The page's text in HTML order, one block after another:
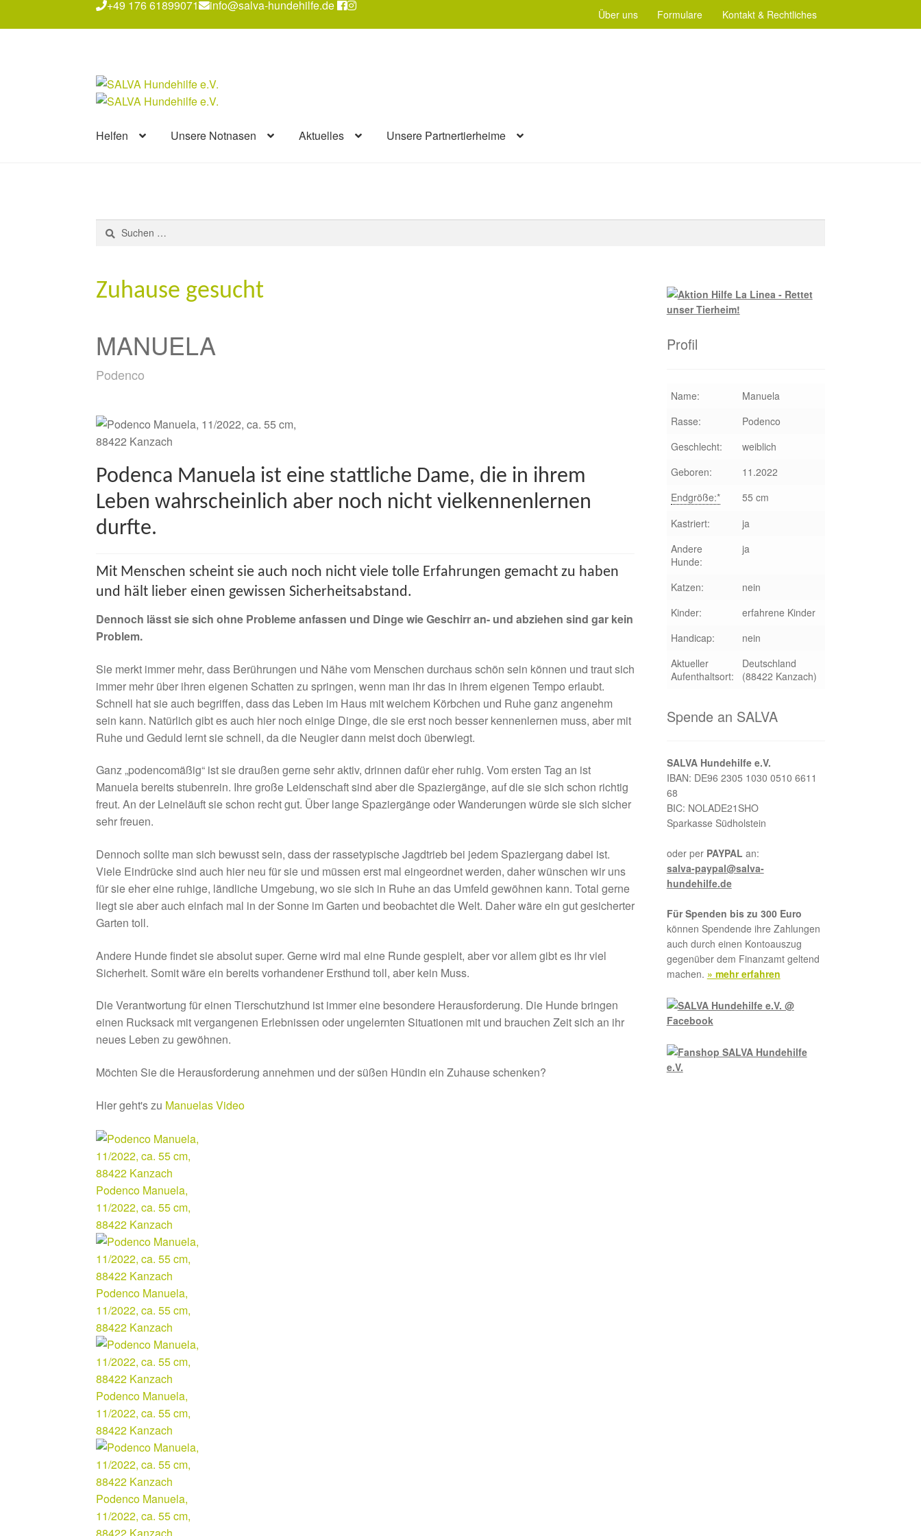
+49 176 61899071 info@salva-hundehilfe.de
Über uns Formulare Kontakt & Rechtliches
Zur
Navigation
Zum
Inhalt
Helfen
Unsere Notnasen Aktuelles Unsere Partnertierheime
Suchen
nach:
Zuhause gesucht
MANUELA
Podenco
Podenca Manuela ist eine stattliche Dame, die in ihrem
Leben wahrscheinlich aber noch nicht vielkennenlernen
durfte.
Mit Menschen scheint sie auch noch nicht viele tolle Erfahrungen gemacht zu haben
und hält lieber einen gewissen Sicherheitsabstand.
Dennoch lässt sie sich ohne Probleme anfassen und Dinge wie Geschirr an- und abziehen sind gar kein
Problem.
Sie merkt immer mehr, dass Berührungen und Nähe vom Menschen durchaus schön sein können und traut sich
immer mehr über ihren eigenen Schatten zu springen, wenn man ihr das in ihrem eigenen Tempo erlaubt.
Schnell hat sie auch begriffen, dass das Leben im Haus mit weichem Körbchen und Ruhe ganz angenehm
sein kann. Natürlich gibt es auch hier noch einige Dinge, die sie erst noch besser kennenlernen muss, aber mit
Ruhe und Geduld lernt sie schnell, da die Neugier dann meist doch überwiegt.
Ganz „podencomäßig“ ist sie draußen gerne sehr aktiv, drinnen dafür eher ruhig. Vom ersten Tag an ist
Manuela bereits stubenrein. Ihre große Leidenschaft sind aber die Spaziergänge, auf die sie sich schon richtig
freut. An der Leineläuft sie schon recht gut. Über lange Spaziergänge oder Wanderungen würde sie sich sicher
sehr freuen.
Dennoch sollte man sich bewusst sein, dass der rassetypische Jagdtrieb bei jedem Spaziergang dabei ist.
Viele Eindrücke sind auch hier neu für sie und müssen erst mal eingeordnet werden, daher wünschen wir uns
für sie eher eine ruhige, ländliche Umgebung, wo sie sich in Ruhe an das Umfeld gewöhnen kann. Total gerne
liegt sie aber auch einfach mal in der Sonne im Garten und beobachtet die Welt. Daher wäre ein gut gesicherter
Garten toll.
Andere Hunde findet sie absolut super. Gerne wird mal eine Runde gespielt, aber vor allem gibt es ihr viel
Sicherheit. Somit wäre ein bereits vorhandener Ersthund toll, aber kein Muss.
Die Verantwortung für einen Tierschutzhund ist immer eine besondere Herausforderung. Die Hunde bringen
einen Rucksack mit vergangenen Erlebnissen oder ungelernten Situationen mit und brauchen Zeit sich an ihr
neues Leben zu gewöhnen.
Möchten Sie die Herausforderung annehmen und der süßen Hündin ein Zuhause schenken?
Hier geht's zu Manuelas Video
Podenco Manuela,
11/2022, ca. 55 cm,
88422 Kanzach
Podenco Manuela,
11/2022, ca. 55 cm,
88422 Kanzach
Podenco Manuela,
11/2022, ca. 55 cm,
88422 Kanzach
Podenco Manuela,
11/2022, ca. 55 cm,
88422 Kanzach
Profil
Name:
Manuela
Rasse:
Podenco
Geschlecht:
weiblich
Geboren:
11.2022
Endgröße:*
55 cm
Kastriert:
ja
Andere
Hunde:
ja
Katzen:
nein
Kinder:
erfahrene Kinder
Handicap:
nein
Aktueller
Aufenthaltsort:
Deutschland
(88422 Kanzach)
Spende an SALVA
SALVA Hundehilfe e.V.
IBAN: DE96 2305 1030 0510 6611
68
BIC: NOLADE21SHO
Sparkasse Südholstein
oder per PAYPAL an:
salva-paypal@salva-
hundehilfe.de
Für Spenden bis zu 300 Euro
können Spendende ihre Zahlungen
auch durch einen Kontoauszug
gegenüber dem Finanzamt geltend
machen. » mehr erfahren